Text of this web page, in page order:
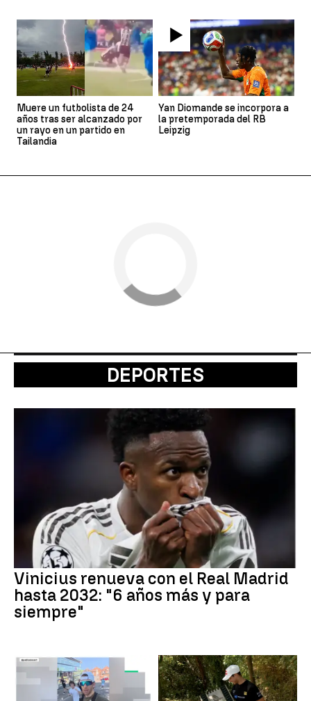
Muere un futbolista de 24
años tras ser alcanzado por
un rayo en un partido en
Tailandia
Yan Diomande se incorpora a
la pretemporada del RB
Leipzig
DEPORTES
Vinicius renueva con el Real Madrid
hasta 2032: "6 años más y para
siempre"